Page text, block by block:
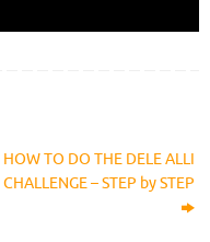
HOW TO DO THE DELE ALLI
CHALLENGE – STEP by STEP